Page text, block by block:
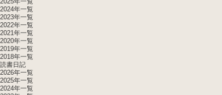
2024年一覧
2023年一覧
2022年一覧
2021年一覧
2020年一覧
2019年一覧
2018年一覧
読書日記
2026年一覧
2025年一覧
2024年一覧